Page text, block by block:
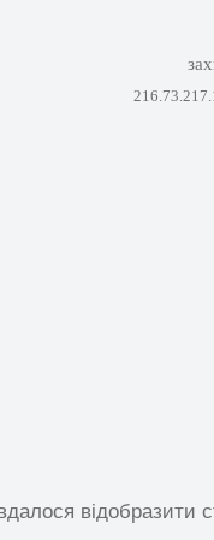
відобразити